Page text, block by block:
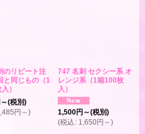
のリピート注
と同じもの（1
）
～(税別)
円 ～)
747 名刺 セクシー系 オ
レンジ系（1箱100枚
入）
1,500円 ～(税別)
(税込 : 1,650円 ～)